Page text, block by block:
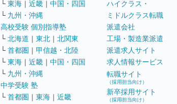
└ 東海 ｜ 近畿 ｜ 中国・四国
└ 九州・沖縄
高校受験 個別指導塾
└ 北海道 ｜ 東北 ｜ 北関東
└ 首都圏 ｜ 甲信越・北陸
└ 東海 ｜ 近畿 ｜ 中国・四国
└ 九州・沖縄
中学受験 塾
└ 首都圏 ｜ 東海 ｜ 近畿
ハイクラス・
ミドルクラス転職
派遣会社
工場・製造業派遣
派遣求人サイト
求人情報サービス
転職サイト
（採用担当向け）
新卒採用サイト
（採用担当向け）